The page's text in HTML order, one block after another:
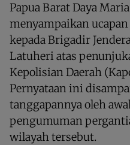
Papua Barat Daya
menyampaikan
kepada Brigadir
Latuheri atas
Kepolisian Daerah
Pernyataan ini
tanggapannya oleh
pengumuman
wilayah tersebut.